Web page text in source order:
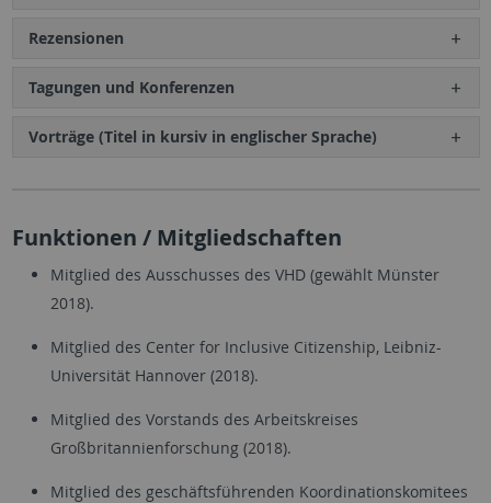
Rezensionen
Tagungen und Konferenzen
Vorträge (Titel in kursiv in englischer Sprache)
Funktionen / Mitgliedschaften
Mitglied des Ausschusses des VHD (gewählt Münster
2018).
Mitglied des Center for Inclusive Citizenship, Leibniz-
Universität Hannover (2018).
Mitglied des Vorstands des Arbeitskreises
Großbritannienforschung (2018).
Mitglied des geschäftsführenden Koordinationskomitees